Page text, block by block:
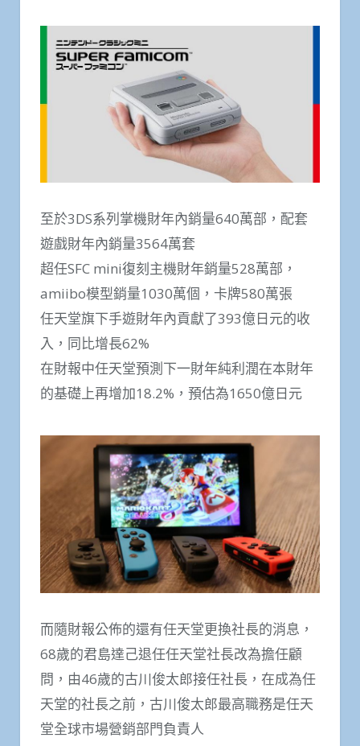
至於3DS系列掌機財年內銷量640萬部，配套
遊戲財年內銷量3564萬套
超任SFC mini復刻主機財年銷量528萬部，
amiibo模型銷量1030萬個，卡牌580萬張
任天堂旗下手遊財年內貢獻了393億日元的收
入，同比增長62%
在財報中任天堂預測下一財年純利潤在本財年
的基礎上再增加18.2%，預估為1650億日元
而隨財報公佈的還有任天堂更換社長的消息，
68歲的君島達己退任任天堂社長改為擔任顧
問，由46歲的古川俊太郎接任社長，在成為任
天堂的社長之前，古川俊太郎最高職務是任天
堂全球市場營銷部門負責人